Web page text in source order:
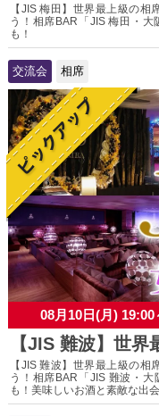
【JIS 梅田】世界最上級の相
う！相席BAR「JIS 梅田・大
も！
交流会 相席
08月10日(月) 19:00
【JIS 難波】世
【JIS 難波】世界最上級の相
う！相席BAR「JIS 難波・
も！美味しいお酒と素敵な出会